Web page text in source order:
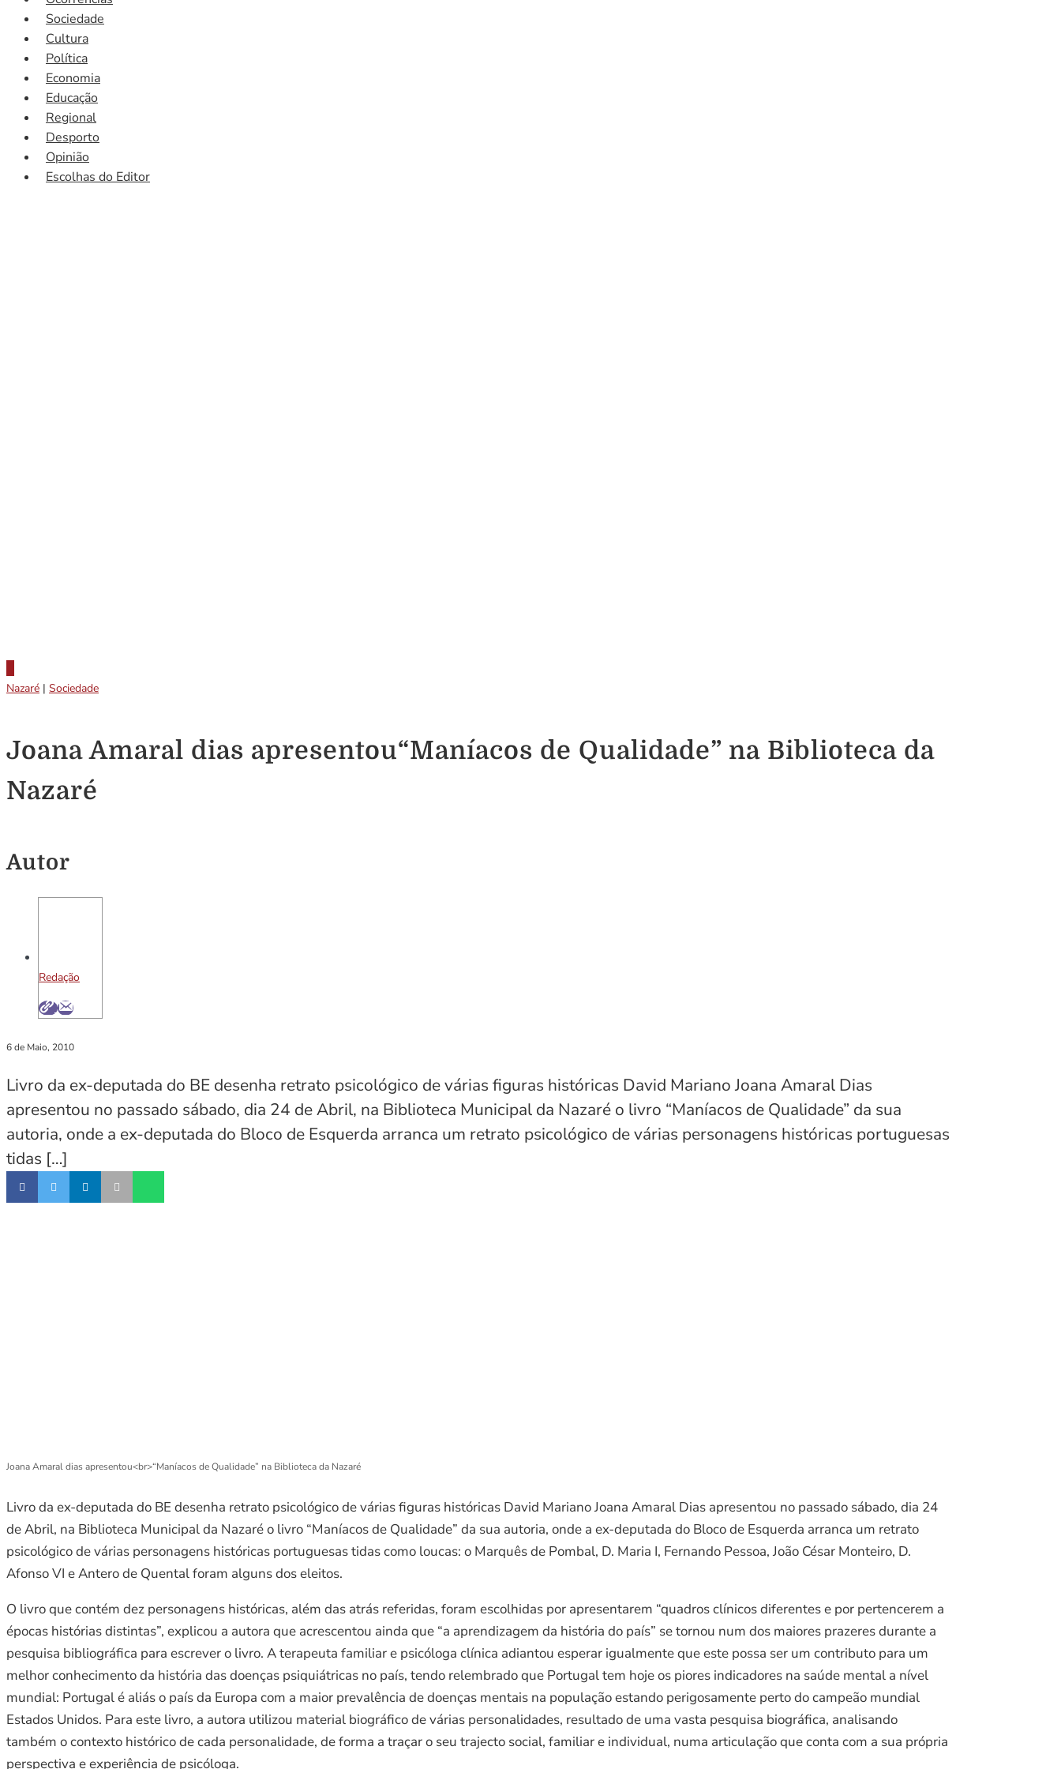
Sociedade
Cultura
Política
Economia
Educação
Regional
Desporto
Opinião
Escolhas do Editor
Nazaré | Sociedade
Joana Amaral dias apresentou“Maníacos de Qualidade” na Biblioteca da
Nazaré
Autor
Redação
6 de Maio, 2010
Livro da ex-deputada do BE desenha retrato psicológico de várias figuras históricas David Mariano Joana Amaral Dias
apresentou no passado sábado, dia 24 de Abril, na Biblioteca Municipal da Nazaré o livro “Maníacos de Qualidade” da sua
autoria, onde a ex-deputada do Bloco de Esquerda arranca um retrato psicológico de várias personagens históricas portuguesas
tidas […]
Joana Amaral dias apresentou<br>“Maníacos de Qualidade” na Biblioteca da Nazaré
Livro da ex-deputada do BE desenha retrato psicológico de várias figuras históricas David Mariano Joana Amaral Dias apresentou no passado sábado, dia 24
de Abril, na Biblioteca Municipal da Nazaré o livro “Maníacos de Qualidade” da sua autoria, onde a ex-deputada do Bloco de Esquerda arranca um retrato
psicológico de várias personagens históricas portuguesas tidas como loucas: o Marquês de Pombal, D. Maria I, Fernando Pessoa, João César Monteiro, D.
Afonso VI e Antero de Quental foram alguns dos eleitos.
O livro que contém dez personagens históricas, além das atrás referidas, foram escolhidas por apresentarem “quadros clínicos diferentes e por pertencerem a
épocas histórias distintas”, explicou a autora que acrescentou ainda que “a aprendizagem da história do país” se tornou num dos maiores prazeres durante a
pesquisa bibliográfica para escrever o livro. A terapeuta familiar e psicóloga clínica adiantou esperar igualmente que este possa ser um contributo para um
melhor conhecimento da história das doenças psiquiátricas no país, tendo relembrado que Portugal tem hoje os piores indicadores na saúde mental a nível
mundial: Portugal é aliás o país da Europa com a maior prevalência de doenças mentais na população estando perigosamente perto do campeão mundial
Estados Unidos. Para este livro, a autora utilizou material biográfico de várias personalidades, resultado de uma vasta pesquisa biográfica, analisando
também o contexto histórico de cada personalidade, de forma a traçar o seu trajecto social, familiar e individual, numa articulação que conta com a sua própria
perspectiva e experiência de psicóloga.